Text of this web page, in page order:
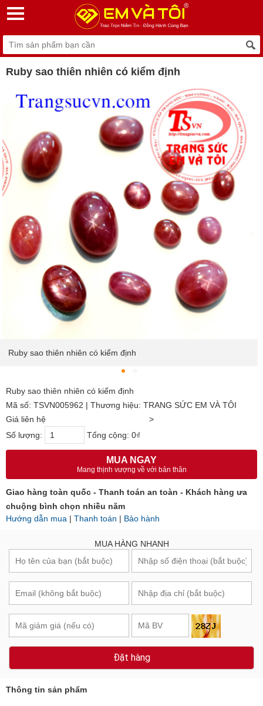
Ruby sao thiên nhiên có kiểm định
Ruby sao thiên nhiên có kiểm định
Ruby sao thiên nhiên có kiểm định
Mã số: TSVN005962 | Thương hiệu: TRANG SỨC EM VÀ TÔI
Giá liên hệ
>
Số lượng:
Tổng cộng: 0₫
MUA NGAY
Mang thịnh vượng về với bản thân
Giao hàng toàn quốc - Thanh toán an toàn - Khách hàng ưa
chuộng bình chọn nhiều năm
Hướng dẫn mua | Thanh toán | Bảo hành
MUA HÀNG NHANH
Đặt hàng
Thông tin sản phẩm